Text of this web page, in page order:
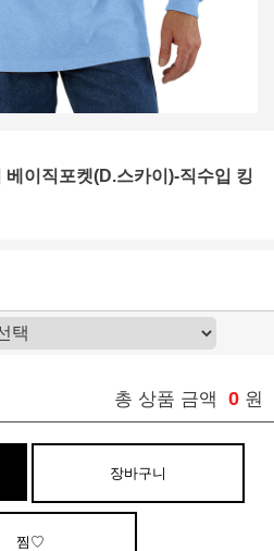
이직포켓(D.스카이)-직수입 킹
총 상품 금액 0 원
장바구니
찜♡